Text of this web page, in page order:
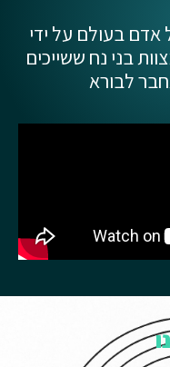
בעולם על ידי
לערכי התנ"ך ובהם 7 מצוות בני נח ששייכים
לבורא